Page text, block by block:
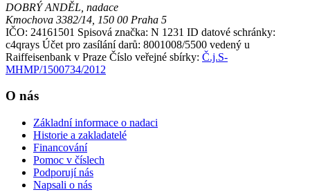
DOBRÝ ANDĚL, nadace
Kmochova 3382/14, 150 00 Praha 5
IČO: 24161501 Spisová značka: N 1231 ID datové schránky:
c4qrays Účet pro zasílání darů: 8001008/5500 vedený u
Raiffeisenbank v Praze Číslo veřejné sbírky: Č.j.S-
MHMP/1500734/2012
O nás
Základní informace o nadaci
Historie a zakladatelé
Financování
Pomoc v číslech
Podporují nás
Napsali o nás